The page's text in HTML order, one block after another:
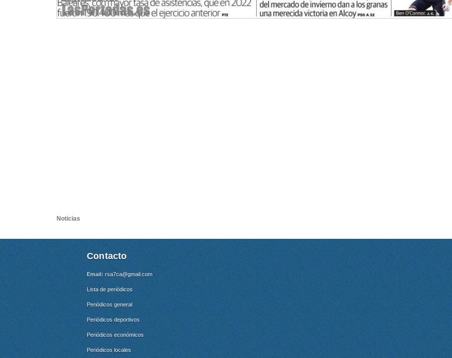
Noticias
Contacto
Email: rsa7ca@gmail.com
Lista de periódicos
Periódicos general
Periódicos deportivos
Periódicos económicos
Periódicos locales